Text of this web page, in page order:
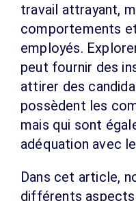
travail attrayant,
comportements
employés.
peut fournir des
attirer des
possèdent les
mais qui sont
adéquation avec
Dans cet article,
différents